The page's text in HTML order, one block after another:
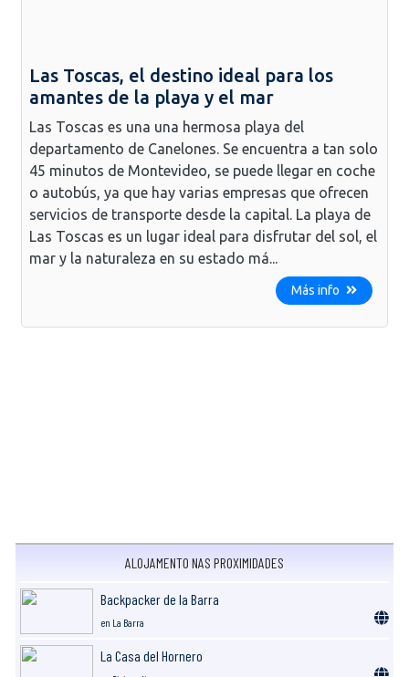
Las Toscas, el destino ideal para los
amantes de la playa y el mar
Las Toscas es una una hermosa playa del
departamento de Canelones. Se encuentra a tan solo
45 minutos de Montevideo, se puede llegar en coche
o autobús, ya que hay varias empresas que ofrecen
servicios de transporte desde la capital. La playa de
Las Toscas es un lugar ideal para disfrutar del sol, el
mar y la naturaleza en su estado má...
Más info
ALOJAMENTO NAS PROXIMIDADES
Backpacker de la Barra
en La Barra
La Casa del Hornero